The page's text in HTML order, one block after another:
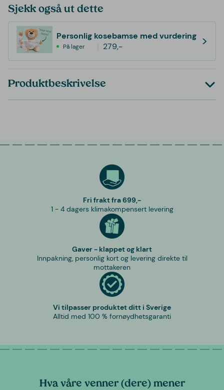
Sjekk også ut dette
Personlig kosebamse med vurdering
På lager 279,- >
Produktbeskrivelse
Fri frakt fra 699,-
1 - 4 dagers klimakompensert levering
Gaver - klappet og klart
Innpakning, personlig kort og levering direkte til
mottakeren
Vi tilpasser produktet ditt i Sverige
Alltid med 100 % fornøydhetsgaranti
Hva våre venner (dere) mener